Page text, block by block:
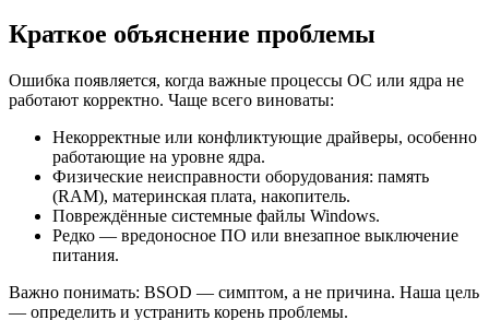
Краткое объяснение проблемы
Ошибка появляется, когда важные процессы ОС или ядра не
работают корректно. Чаще всего виноваты:
Некорректные или конфликтующие драйверы, особенно
работающие на уровне ядра.
Физические неисправности оборудования: память
(RAM), материнская плата, накопитель.
Повреждённые системные файлы Windows.
Редко — вредоносное ПО или внезапное выключение
питания.
Важно понимать: BSOD — симптом, а не причина. Наша цель
— определить и устранить корень проблемы.